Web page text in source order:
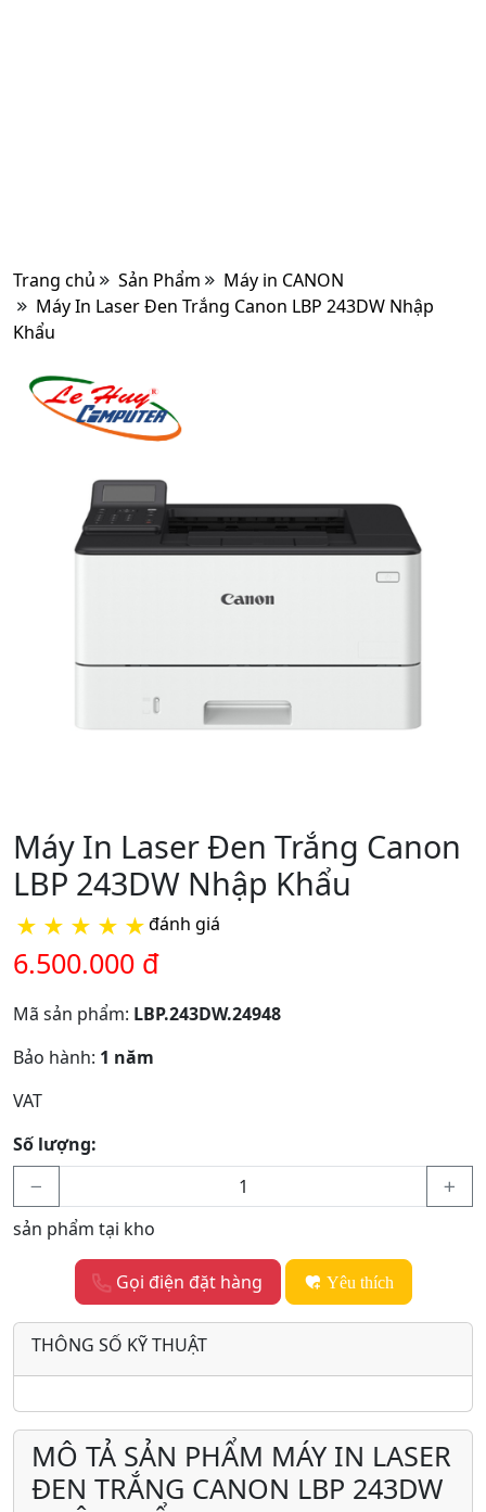
Trang chủ Sản Phẩm
Máy in CANON
Máy In Laser Đen Trắng Canon LBP 243DW Nhập
Khẩu
Máy In Laser Đen Trắng Canon
LBP 243DW Nhập Khẩu
★ ★ ★ ★ ★đánh giá
6.500.000 đ
Mã sản phẩm: LBP.243DW.24948
Bảo hành: 1 năm
VAT
Số lượng:
sản phẩm tại kho
Gọi điện đặt hàng Yêu thích
THÔNG SỐ KỸ THUẬT
MÔ TẢ SẢN PHẨM MÁY IN LASER
ĐEN TRẮNG CANON LBP 243DW